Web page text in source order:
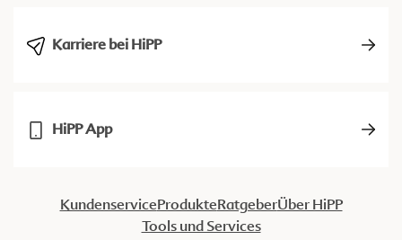
Karriere bei HiPP
HiPP App
KundenserviceProdukteRatgeberÜber HiPP
Tools und Services